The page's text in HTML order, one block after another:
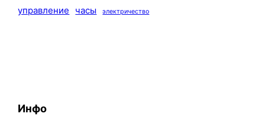
управление часы электричество
Инфо